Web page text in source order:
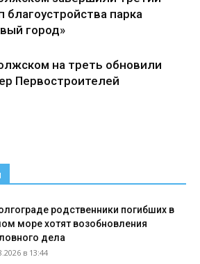
благоустройства парка
город»
на треть обновили
Первостроителей
родственники погибших в
море хотят возобновления
дела
в 13:44